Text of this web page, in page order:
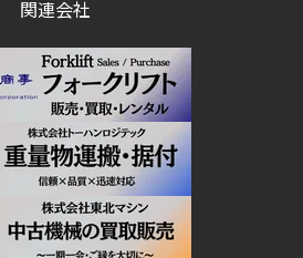
関連会社